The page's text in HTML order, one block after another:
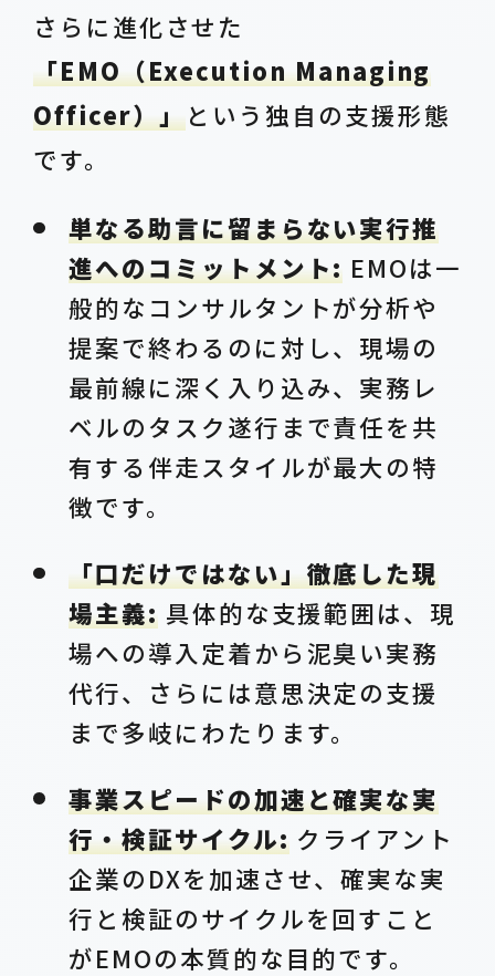
さらに進化させた
「EMO（Execution Managing
Officer）」という独自の支援形態
です。
単なる助言に留まらない実行推
進へのコミットメント: EMOは一
般的なコンサルタントが分析や
提案で終わるのに対し、現場の
最前線に深く入り込み、実務レ
ベルのタスク遂行まで責任を共
有する伴走スタイルが最大の特
徴です。
「口だけではない」徹底した現
場主義:具体的な支援範囲は、現
場への導入定着から泥臭い実務
代行、さらには意思決定の支援
まで多岐にわたります。
事業スピードの加速と確実な実
行・検証サイクル:クライアント
企業のDXを加速させ、確実な実
行と検証のサイクルを回すこと
がEMOの本質的な目的です。